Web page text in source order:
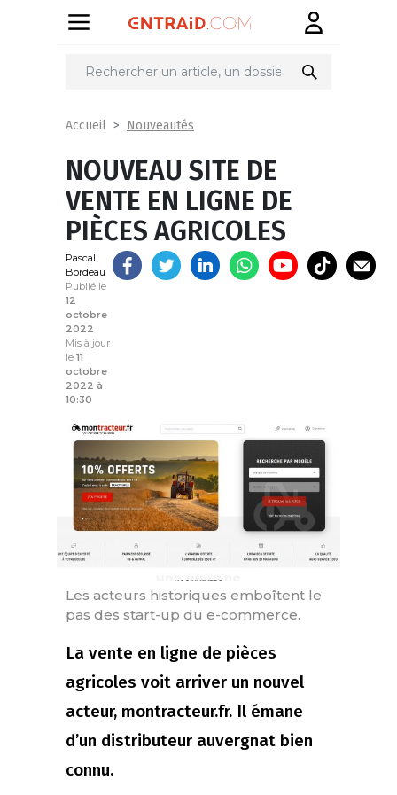
Partager
Accueil Nouveautés
NOUVEAU SITE DE
VENTE EN LIGNE DE
PIÈCES AGRICOLES
Pascal
Bordeau
Publié le
12
octobre
2022
Mis à jour
le 11
octobre
2022 à
10:30
Les acteurs historiques emboîtent le
pas des start-up du e-commerce.
La vente en ligne de pièces
agricoles voit arriver un nouvel
acteur, montracteur.fr. Il émane
d’un distributeur auvergnat bien
connu.